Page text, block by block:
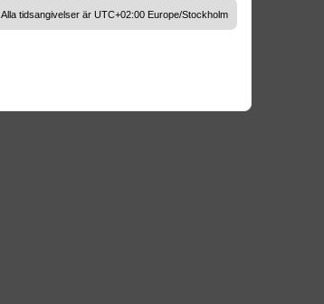
Alla tidsangivelser är UTC+02:00 Europe/Stockholm